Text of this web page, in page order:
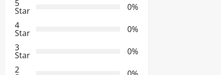
ó
n
d
5
Star
0%
4
Star
0%
3
Star
0%
2